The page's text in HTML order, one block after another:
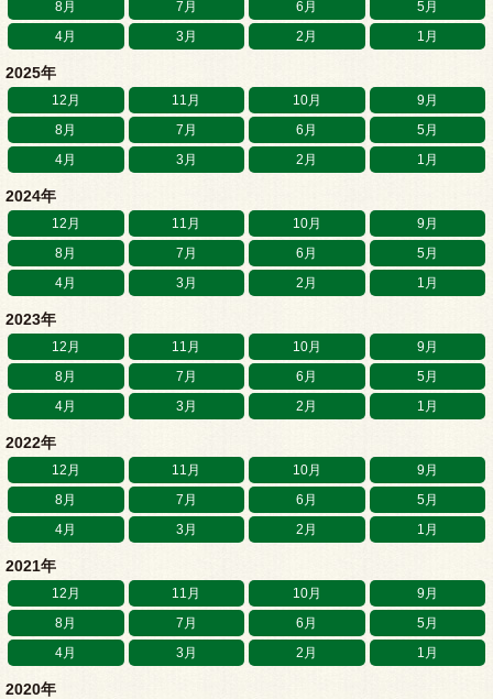
8月 7月 6月
5月
4月
3月 2月 1月
2025年
12月 11月 10月
9月
8月
7月 6月
5月
4月
3月 2月 1月
2024年
12月 11月 10月
9月
8月
7月 6月
5月
4月
3月 2月 1月
2023年
12月 11月 10月
9月
8月
7月 6月
5月
4月
3月 2月 1月
2022年
12月 11月 10月
9月
8月
7月 6月
5月
4月
3月 2月 1月
2021年
12月 11月 10月
9月
8月
7月 6月
5月
4月
3月 2月 1月
2020年